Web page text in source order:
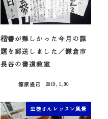
楷書が難しかった今月の課
題を郵送しました／鎌倉市
長谷の書道教室
篠原遙己
2019.1.30
生徒さんレッスン風景